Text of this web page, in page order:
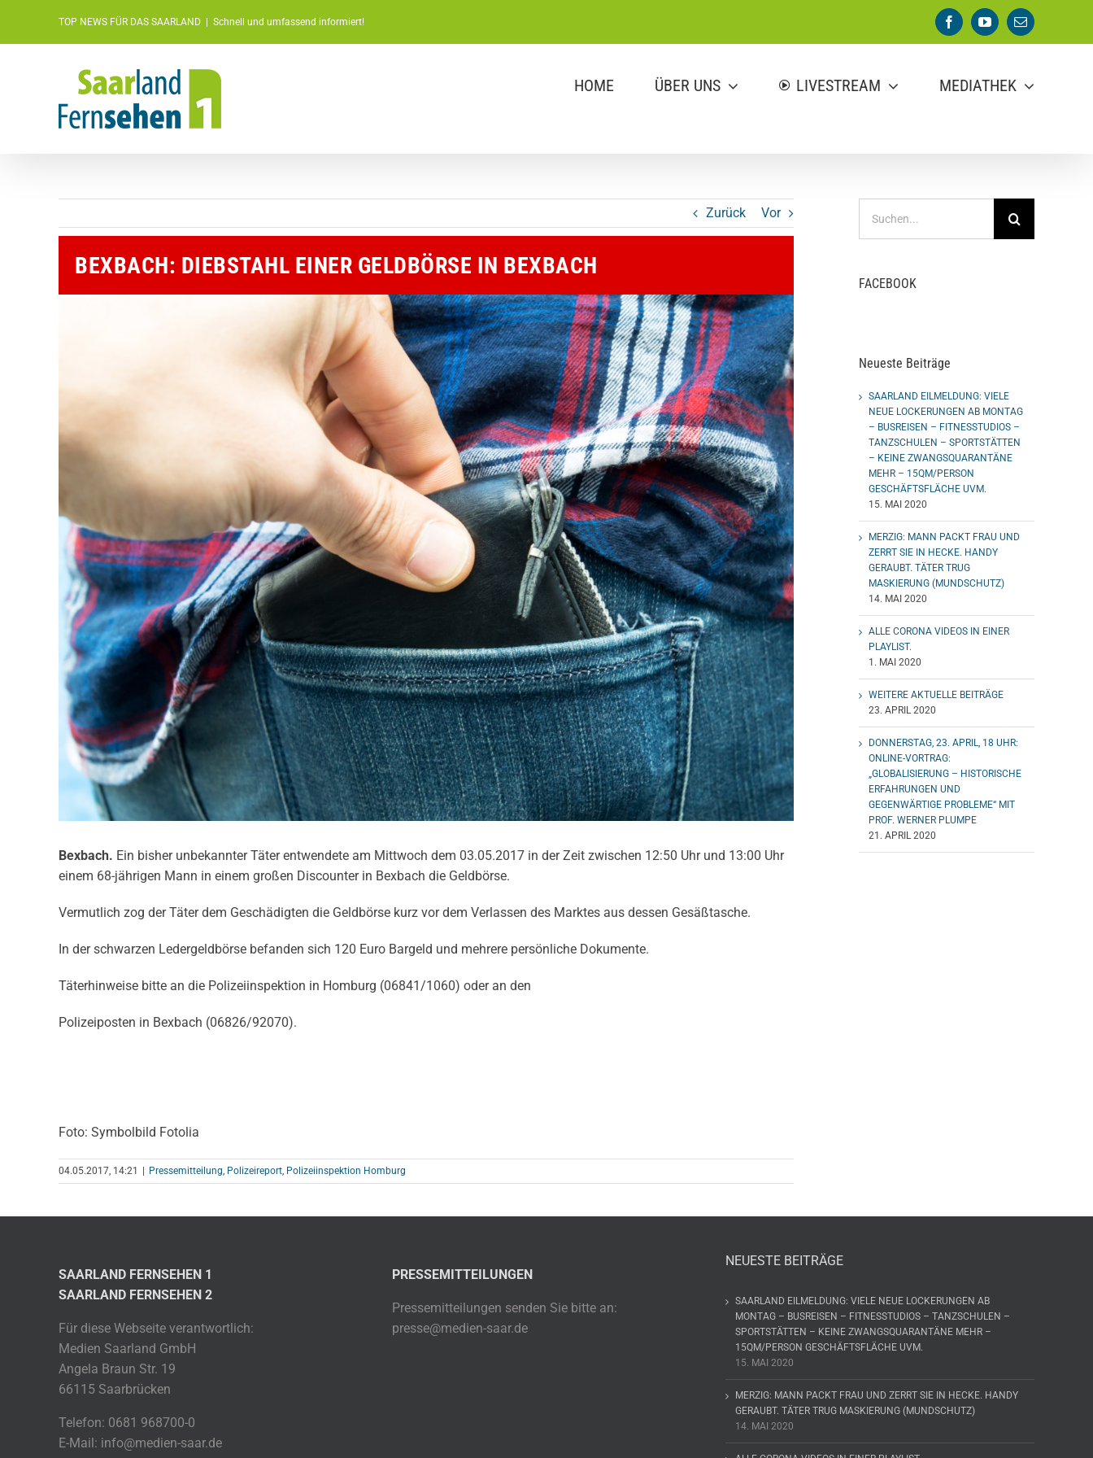
TOP NEWS FÜR DAS SAARLAND Schnell und umfassend informiert! FacebookYouTube
E-
Mail
HOME ÜBER UNS LIVESTREAM MEDIATHEK
Zurück Vor
BEXBACH: DIEBSTAHL EINER GELDBÖRSE IN BEXBACH
Bexbach. Ein bisher unbekannter Täter entwendete am Mittwoch dem 03.05.2017 in der Zeit zwischen 12:50 Uhr und 13:00 Uhr
einem 68-jährigen Mann in einem großen Discounter in Bexbach die Geldbörse.
Vermutlich zog der Täter dem Geschädigten die Geldbörse kurz vor dem Verlassen des Marktes aus dessen Gesäßtasche.
In der schwarzen Ledergeldbörse befanden sich 120 Euro Bargeld und mehrere persönliche Dokumente.
Täterhinweise bitte an die Polizeiinspektion in Homburg (06841/1060) oder an den
Polizeiposten in Bexbach (06826/92070).
Foto: Symbolbild Fotolia
04.05.2017, 14:21 Pressemitteilung, Polizeireport, Polizeiinspektion Homburg
nach:
FACEBOOK
Neueste Beiträge
SAARLAND EILMELDUNG: VIELE
NEUE LOCKERUNGEN AB MONTAG
– BUSREISEN – FITNESSTUDIOS –
TANZSCHULEN – SPORTSTÄTTEN
– KEINE ZWANGSQUARANTÄNE
MEHR – 15QM/PERSON
GESCHÄFTSFLÄCHE UVM.
15. MAI 2020
MERZIG: MANN PACKT FRAU UND
ZERRT SIE IN HECKE. HANDY
GERAUBT. TÄTER TRUG
MASKIERUNG (MUNDSCHUTZ)
14. MAI 2020
ALLE CORONA VIDEOS IN EINER
PLAYLIST.
1. MAI 2020
WEITERE AKTUELLE BEITRÄGE
23. APRIL 2020
DONNERSTAG, 23. APRIL, 18 UHR:
ONLINE-VORTRAG:
„GLOBALISIERUNG – HISTORISCHE
ERFAHRUNGEN UND
GEGENWÄRTIGE PROBLEME“ MIT
PROF. WERNER PLUMPE
21. APRIL 2020
SAARLAND FERNSEHEN 1
SAARLAND FERNSEHEN 2
Für diese Webseite verantwortlich:
Medien Saarland GmbH
Angela Braun Str. 19
66115 Saarbrücken
Telefon: 0681 968700-0
E-Mail: info@medien-saar.de
PRESSEMITTEILUNGEN
Pressemitteilungen senden Sie bitte an:
presse@medien-saar.de
NEUESTE BEITRÄGE
SAARLAND EILMELDUNG: VIELE NEUE LOCKERUNGEN AB
MONTAG – BUSREISEN – FITNESSTUDIOS – TANZSCHULEN –
SPORTSTÄTTEN – KEINE ZWANGSQUARANTÄNE MEHR –
15QM/PERSON GESCHÄFTSFLÄCHE UVM.
15. MAI 2020
MERZIG: MANN PACKT FRAU UND ZERRT SIE IN HECKE. HANDY
GERAUBT. TÄTER TRUG MASKIERUNG (MUNDSCHUTZ)
14. MAI 2020